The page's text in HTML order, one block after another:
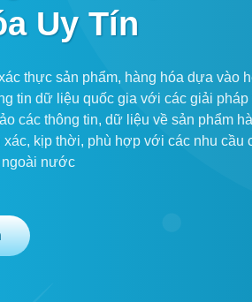
Uy Tín
thực sản phẩm, hàng hóa dựa vào
tin dữ liệu quốc gia với các giải
các thông tin, dữ liệu về sản phẩm
kịp thời, phù hợp với các nhu cầu
nước